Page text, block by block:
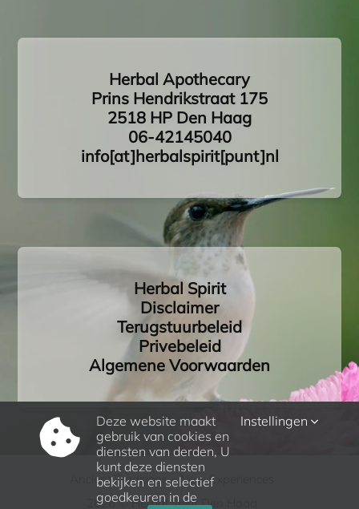
Herbal Apothecary
Prins Hendrikstraat 175
2518 HP Den Haag
06-42145040
info[at]herbalspirit[punt]nl
Herbal Spirit
Disclaimer
Terugstuurbeleid
Privebeleid
Algemene Voorwaarden
Ancient Traditions – New Experiences
2026 © Herbal Spirit Den Haag
Deze website maakt
gebruik van cookies en
diensten van derden, U
kunt deze diensten
bekijken en selectief
goedkeuren in de
Instellingen